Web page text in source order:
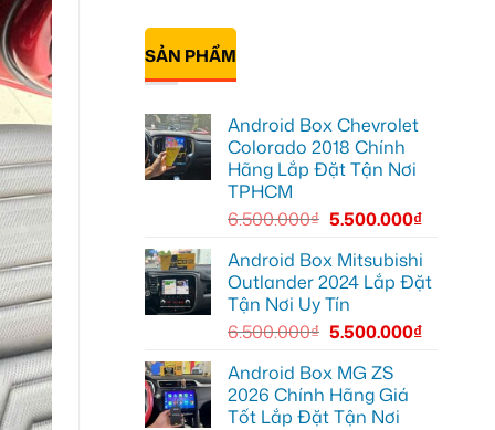
biến
màn
zin
thành
cấp
Android
box
Quận
biến
màn
zin
thành
Smart
có
luận
ở
Anh
màn
hình
Android
hơi
Quận
Thủ
cho
Toyota
Vios
SẢN PHẨM
Android Box Chevrolet
Colorado 2018 Chính
Hãng Lắp Đặt Tận Nơi
TPHCM
6.500.000₫ 5.500.000₫
Android Box Mitsubishi
Outlander 2024 Lắp Đặt
Tận Nơi Uy Tín
6.500.000₫ 5.500.000₫
Android Box MG ZS
2026 Chính Hãng Giá
Tốt Lắp Đặt Tận Nơi